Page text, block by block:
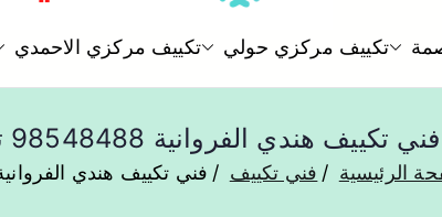
فني تكييف مركزي حولي تكييف مركزي الاحمدي
فني تكييف هندي الفروانية 98548488 تركيب وصيانة مكيفات الكويت
الرئيسية فني تكييف فني تكييف هندي الفروانية 98548488 تركيب وصيانة مكيفات